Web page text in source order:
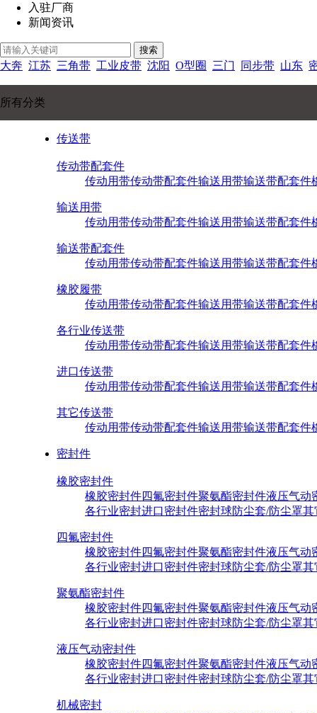
入驻厂商
新闻资讯
搜索
大奔 江苏 三角带 工业皮带 沈阳 O型圈 三门 同步带 山东
所有分类
传送带
传动带配套件
传动用带传动带配套件输送用带输送带配套件
输送用带
传动用带传动带配套件输送用带输送带配套件
输送带配套件
传动用带传动带配套件输送用带输送带配套件
橡胶履带
传动用带传动带配套件输送用带输送带配套件
各行业传送带
传动用带传动带配套件输送用带输送带配套件
进口传送带
传动用带传动带配套件输送用带输送带配套件
其它传送带
传动用带传动带配套件输送用带输送带配套件
密封件
橡胶密封件
橡胶密封件四氟密封件聚氨酯密封件液压气动
各行业密封进口密封件密封球防尘套/防尘罩其
四氟密封件
橡胶密封件四氟密封件聚氨酯密封件液压气动
各行业密封进口密封件密封球防尘套/防尘罩其
聚氨酯密封件
橡胶密封件四氟密封件聚氨酯密封件液压气动
各行业密封进口密封件密封球防尘套/防尘罩其
液压气动密封件
橡胶密封件四氟密封件聚氨酯密封件液压气动
各行业密封进口密封件密封球防尘套/防尘罩其
机械密封